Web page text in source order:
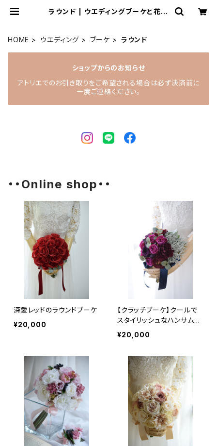
ラウンド | ウエディングブーケと花雑
HOME ウエディング ブーケ ラウンド
ショップからのお知らせ
アトリエでのお引き取りをご希望される場合は必ず決済前に
一度ご連絡ください。
・・Online shop・・
深愛レッドのラウンドブーケ
¥20,000
【クラッチブーケ】クールで
スタイリッシュなハンサムブ
ーケ
¥20,000